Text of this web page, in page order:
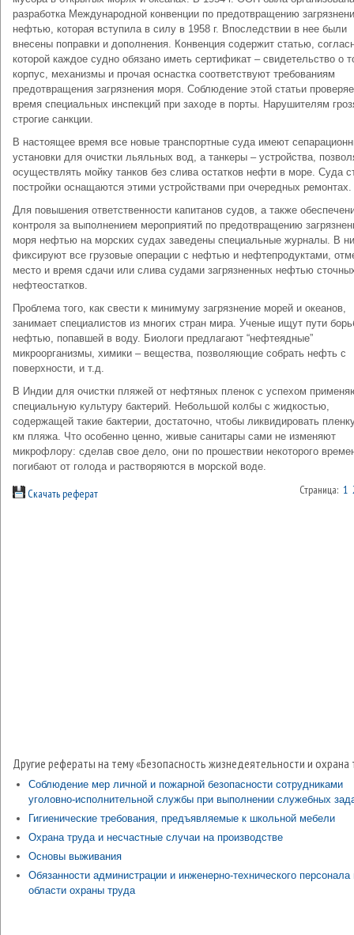
разработка Международной конвенции по предотвращению
нефтью, которая вступила в силу в 1958 г. Впоследствии в нее были
внесены поправки и дополнения. Конвенция содержит статью,
которой каждое судно обязано иметь сертификат – свидетельство о
корпус, механизмы и прочая оснастка соответствуют требованиям
предотвращения загрязнения моря. Соблюдение этой статьи
время специальных инспекций при заходе в порты. Нарушителям
строгие санкции.
В настоящее время все новые транспортные суда имеют
установки для очистки льяльных вод, а танкеры – устройства,
осуществлять мойку танков без слива остатков нефти в море. Суда
постройки оснащаются этими устройствами при очередных ремонтах.
Для повышения ответственности капитанов судов, а также
контроля за выполнением мероприятий по предотвращению
моря нефтью на морских судах заведены специальные журналы. В
фиксируют все грузовые операции с нефтью и нефтепродуктами,
место и время сдачи или слива судами загрязненных нефтью
нефтеостатков.
Проблема того, как свести к минимуму загрязнение морей и океанов,
занимает специалистов из многих стран мира. Ученые ищут пути
нефтью, попавшей в воду. Биологи предлагают “нефтеядные”
микроорганизмы, химики – вещества, позволяющие собрать нефть с
поверхности, и т.д.
В Индии для очистки пляжей от нефтяных пленок с успехом
специальную культуру бактерий. Небольшой колбы с жидкостью,
содержащей такие бактерии, достаточно, чтобы ликвидировать
км пляжа. Что особенно ценно, живые санитары сами не изменяют
микрофлору: сделав свое дело, они по прошествии некоторого
погибают от голода и растворяются в морской воде.
Скачать реферат Страница: 1
Другие рефераты на тему «Безопасность жизнедеятельности и охрана
Соблюдение мер личной и пожарной безопасноcти сотрудниками
уголовно-исполнительной службы при выполнении служебных
Гигиенические требования, предъявляемые к школьной мебели
Охрана труда и несчастные случаи на производстве
Основы выживания
Обязанности администрации и инженерно-технического персонала
области охраны труда